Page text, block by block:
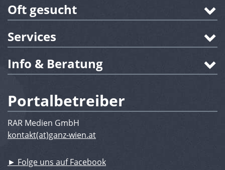
Oft gesucht
Services
Info & Beratung
Portalbetreiber
RAR Medien GmbH
kontakt(at)ganz-wien.at
► Folge uns auf Facebook